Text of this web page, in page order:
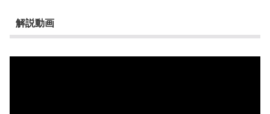
解説動画